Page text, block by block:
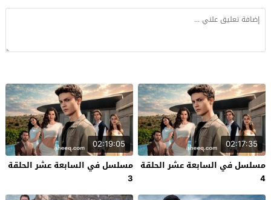
02:17:35
مسلسل في السابعة عشر الحلقة
4
02:19:05
مسلسل في السابعة عشر الحلقة
3